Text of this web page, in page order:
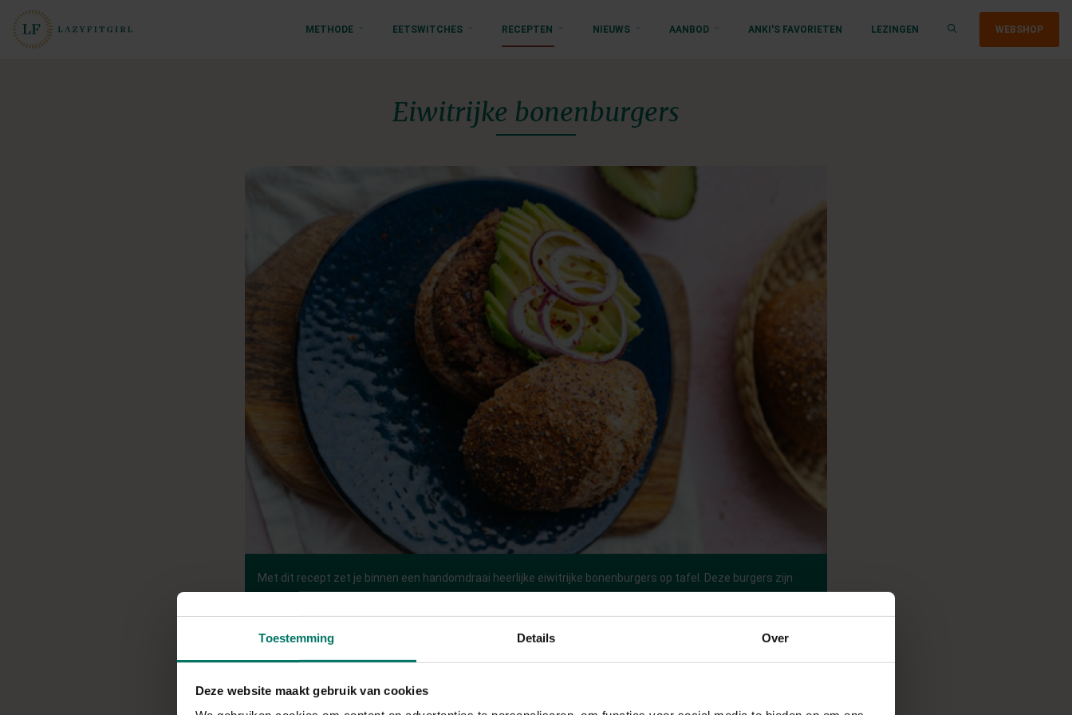
Toestemming Details Over
Deze website maakt gebruik van cookies
METHODE EETSWITCHES RECEPTEN NIEUWS AANBOD ANKI'S FAVORIETEN LEZINGEN WEBSHOP
Eiwitrijke bonenburgers
Met dit recept zet je binnen een handomdraai heerlijke eiwitrijke bonenburgers op tafel. Deze burgers zijn
Bereidingstijd: 30 min